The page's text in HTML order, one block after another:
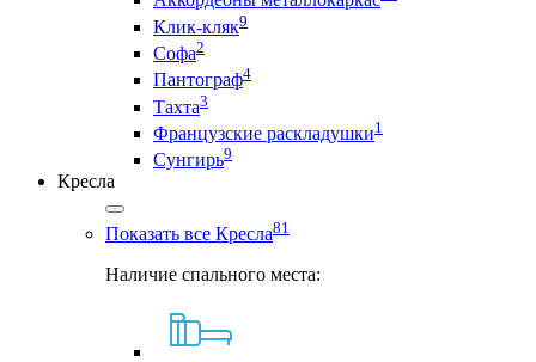
Клик-кляк9
Софа2
Пантограф4
Тахта3
Французские раскладушки1
Сунгирь9
Кресла
Показать все Кресла81
Наличие спального места: